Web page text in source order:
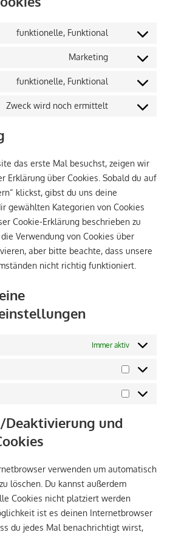
funktionelle, Funktional
Consent
wordpress
Marketing
Consent
google-
funktionelle, Funktional
Consent
Zweck wird noch ermittelt
Consent
das erste Mal besuchst, zeigen wir
Erklärung über Cookies. Sobald du auf
klickst, gibst du uns deine
gewählten Kategorien von Cookies
Cookie-Erklärung beschrieben zu
Verwendung von Cookies über
aber bitte beachte, dass unsere
nicht richtig funktioniert.
Immer aktiv
Statistiken
Marketing
und
verwenden um automatisch
löschen. Du kannst außerdem
Cookies nicht platziert werden
ist es deinen Internetbrowser
du jedes Mal benachrichtigt wirst,